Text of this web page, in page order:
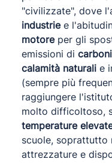
"civilizzate", dove
industriee
motoreper gli
emissioni di
calamità naturali e
(sempre più
raggiungere
molto difficoltoso,
temperature
scuole, soprattutto
attrezzature e